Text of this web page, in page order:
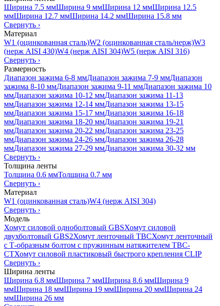
Ширина 7.5 ммШирина 9 ммШирина 12 ммШирина 12.5
ммШирина 12.7 ммШирина 14.2 ммШирина 15.8 мм
Свернуть ›
Материал
W1 (оцинкованная сталь)W2 (оцинкованная сталь/нерж)W3
(нерж AISI 430)W4 (нерж AISI 304)W5 (нерж AISI 316)
Свернуть ›
Размерность
Диапазон зажима 6-8 ммДиапазон зажима 7-9 ммДиапазон
зажима 8-10 ммДиапазон зажима 9-11 ммДиапазон зажима 10
ммДиапазон зажима 10-12 ммДиапазон зажима 11-13
ммДиапазон зажима 12-14 ммДиапазон зажима 13-15
ммДиапазон зажима 15-17 ммДиапазон зажима 16-18
ммДиапазон зажима 18-20 ммДиапазон зажима 19-21
ммДиапазон зажима 20-22 ммДиапазон зажима 23-25
ммДиапазон зажима 24-26 ммДиапазон зажима 26-28
ммДиапазон зажима 27-29 ммДиапазон зажима 30-32 мм
Свернуть ›
Толщина ленты
Толщина 0.6 ммТолщина 0.7 мм
Свернуть ›
Материал
W1 (оцинкованная сталь)W4 (нерж AISI 304)
Свернуть ›
Модель
Хомут силовой одноболтовый GBSХомут силовой
двухболтовый GBS2Хомут ленточный TBCХомут ленточный
с Т-образным болтом с пружинным натяжителем TBC-
CTХомут силовой пластиковый быстрого крепления CLIP
Свернуть ›
Ширина ленты
Ширина 6.8 ммШирина 7 ммШирина 8.6 ммШирина 9
ммШирина 18 ммШирина 19 ммШирина 20 ммШирина 24
ммШирина 26 мм